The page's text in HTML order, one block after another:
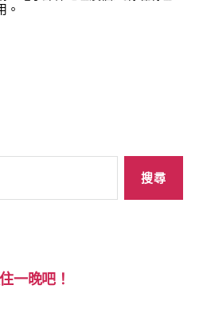
。
一晚吧！